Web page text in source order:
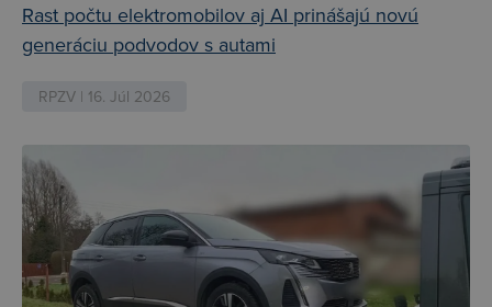
Rast počtu elektromobilov aj AI prinášajú novú
generáciu podvodov s autami
RPZV | 16. Júl 2026